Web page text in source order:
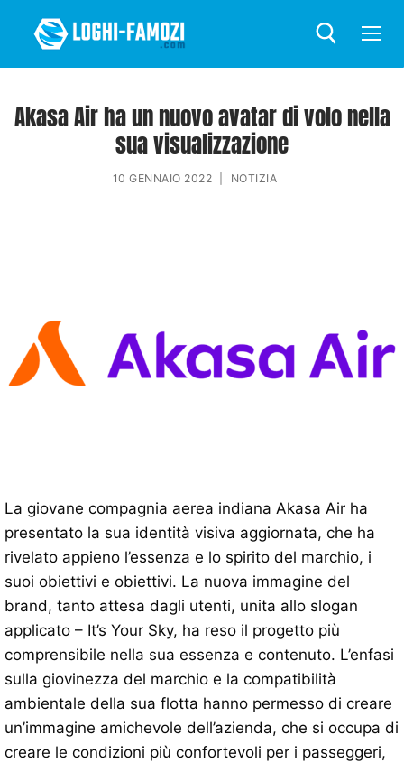
Akasa Air ha un nuovo avatar di volo nella
sua visualizzazione
10 GENNAIO 2022 NOTIZIA
La giovane compagnia aerea indiana Akasa Air ha
presentato la sua identità visiva aggiornata, che ha
rivelato appieno l’essenza e lo spirito del marchio, i
suoi obiettivi e obiettivi. La nuova immagine del
brand, tanto attesa dagli utenti, unita allo slogan
applicato – It’s Your Sky, ha reso il progetto più
comprensibile nella sua essenza e contenuto. L’enfasi
sulla giovinezza del marchio e la compatibilità
ambientale della sua flotta hanno permesso di creare
un’immagine amichevole dell’azienda, che si occupa di
creare le condizioni più confortevoli per i passeggeri,